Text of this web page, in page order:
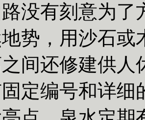
有刻意为了
势，用沙石或
间还修建供人
定编号和详